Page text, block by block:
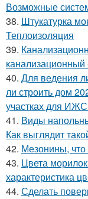
Возможные
38. Штукатурка
Теплоизоляция
39.
40. Для ведения
ли строить дом
участках для
41. Виды
Как выглядит
42. Мезонины, что
43. Цвета
характеристика
44. Сделать